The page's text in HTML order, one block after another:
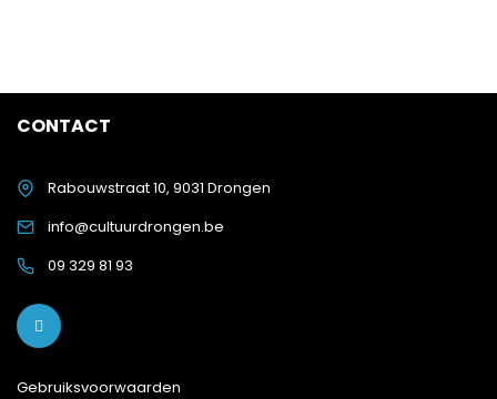
CONTACT
Rabouwstraat 10, 9031 Drongen
info@cultuurdrongen.be
09 329 81 93
Gebruiksvoorwaarden